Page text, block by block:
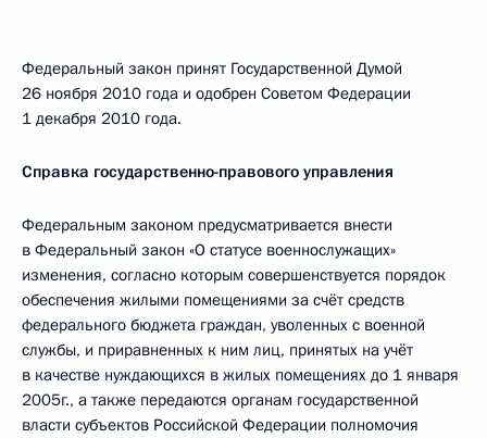
Федеральный закон принят Государственной Думой
26 ноября 2010 года и одобрен Советом Федерации
1 декабря 2010 года.
Справка государственно-правового управления
Федеральным законом предусматривается внести
в Федеральный закон «О статусе военнослужащих»
изменения, согласно которым совершенствуется порядок
обеспечения жилыми помещениями за счёт средств
федерального бюджета граждан, уволенных с военной
службы, и приравненных к ним лиц, принятых на учёт
в качестве нуждающихся в жилых помещениях до 1 января
2005г., а также передаются органам государственной
власти субъектов Российской Федерации полномочия